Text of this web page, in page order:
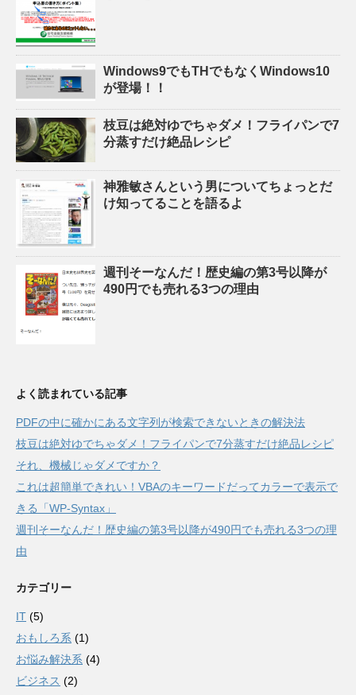
Windows9でもTHでもなくWindows10
が登場！！
枝豆は絶対ゆでちゃダメ！フライパンで7
分蒸すだけ絶品レシピ
神雅敏さんという男についてちょっとだ
け知ってることを語るよ
週刊そーなんだ！歴史編の第3号以降が
490円でも売れる3つの理由
よく読まれている記事
PDFの中に確かにある文字列が検索できないときの解決法
枝豆は絶対ゆでちゃダメ！フライパンで7分蒸すだけ絶品レシピ
それ、機械じゃダメですか？
これは超簡単できれい！VBAのキーワードだってカラーで表示で
きる「WP-Syntax」
週刊そーなんだ！歴史編の第3号以降が490円でも売れる3つの理
由
カテゴリー
IT (5)
おもしろ系 (1)
お悩み解決系 (4)
ビジネス (2)